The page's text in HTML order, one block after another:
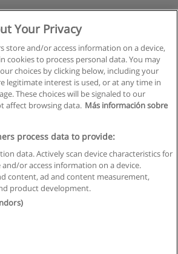
Kullanım koşulları
Gizlilik politikası
İletişim Educaedu
Business S.L. - CIF : B-95610580: -
Your Privacy
store and/or access information on a device,
cookies to process personal data. You may
choices by clicking below, including your
legitimate interest is used, or at any time in
These choices will be signaled to our
affect browsing data. Más información sobre
process data to provide:
data. Actively scan device characteristics for
or access information on a device.
content, ad and content measurement,
product development.